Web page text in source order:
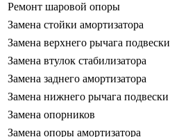
Ремонт шаровой опоры
Замена стойки амортизатора
Замена верхнего рычага подвески
Замена втулок стабилизатора
Замена заднего амортизатора
Замена нижнего рычага подвески
Замена опорников
Замена опоры амортизатора